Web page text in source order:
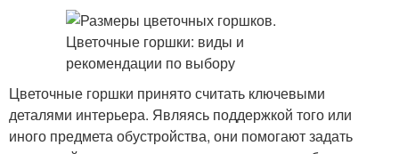
Цветочные горшки принято считать ключевыми
деталями интерьера. Являясь поддержкой того или
иного предмета обустройства, они помогают задать